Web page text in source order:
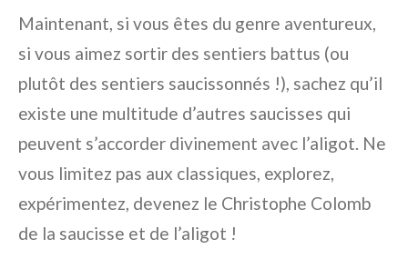
Maintenant, si vous êtes du genre aventureux,
si vous aimez sortir des sentiers battus (ou
plutôt des sentiers saucissonnés !), sachez qu’il
existe une multitude d’autres saucisses qui
peuvent s’accorder divinement avec l’aligot. Ne
vous limitez pas aux classiques, explorez,
expérimentez, devenez le Christophe Colomb
de la saucisse et de l’aligot !